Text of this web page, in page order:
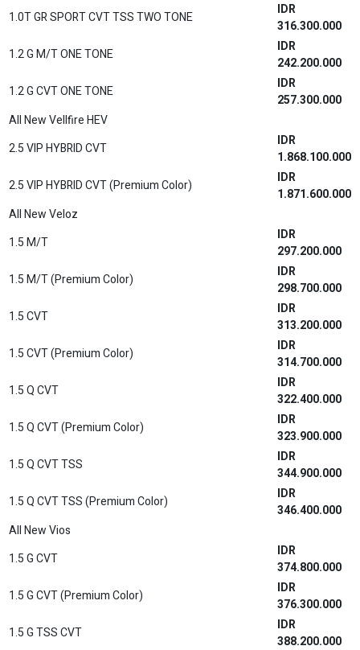
1.0T GR SPORT CVT TSS TWO TONE
IDR
316.300.000
1.2 G M/T ONE TONE
IDR
242.200.000
1.2 G CVT ONE TONE
IDR
257.300.000
All New Vellfire HEV
2.5 VIP HYBRID CVT
IDR
1.868.100.000
2.5 VIP HYBRID CVT (Premium Color)
IDR
1.871.600.000
All New Veloz
1.5 M/T
IDR
297.200.000
1.5 M/T (Premium Color)
IDR
298.700.000
1.5 CVT
IDR
313.200.000
1.5 CVT (Premium Color)
IDR
314.700.000
1.5 Q CVT
IDR
322.400.000
1.5 Q CVT (Premium Color)
IDR
323.900.000
1.5 Q CVT TSS
IDR
344.900.000
1.5 Q CVT TSS (Premium Color)
IDR
346.400.000
All New Vios
1.5 G CVT
IDR
374.800.000
1.5 G CVT (Premium Color)
IDR
376.300.000
1.5 G TSS CVT
IDR
388.200.000